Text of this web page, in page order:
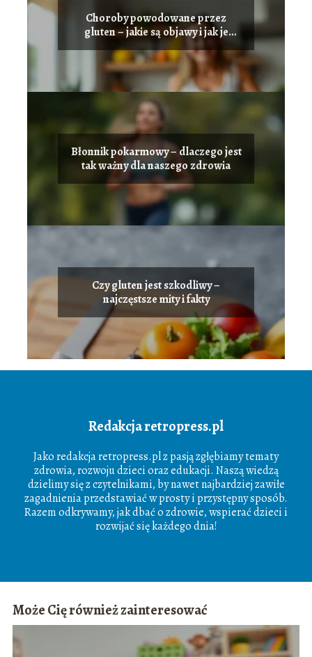
Choroby powodowane przez
gluten – jakie są objawy i jak je
leczyć
Błonnik pokarmowy – dlaczego jest
tak ważny dla naszego zdrowia
Czy gluten jest szkodliwy –
najczęstsze mity i fakty
Redakcja retropress.pl
Jako redakcja retropress.pl z pasją zgłębiamy tematy
zdrowia, rozwoju dzieci oraz edukacji. Naszą wiedzą
dzielimy się z czytelnikami, by nawet najbardziej zawiłe
zagadnienia przedstawiać w prosty i przystępny sposób.
Razem odkrywamy, jak dbać o zdrowie, wspierać dzieci i
rozwijać się każdego dnia!
Może Cię również zainteresować